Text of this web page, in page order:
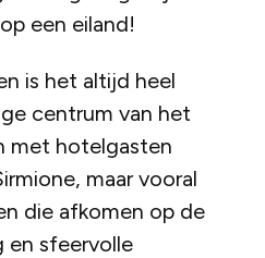
een eiland!
is het altijd heel
centrum van het
met hotelgasten
maar vooral
die afkomen op de
en sfeervolle